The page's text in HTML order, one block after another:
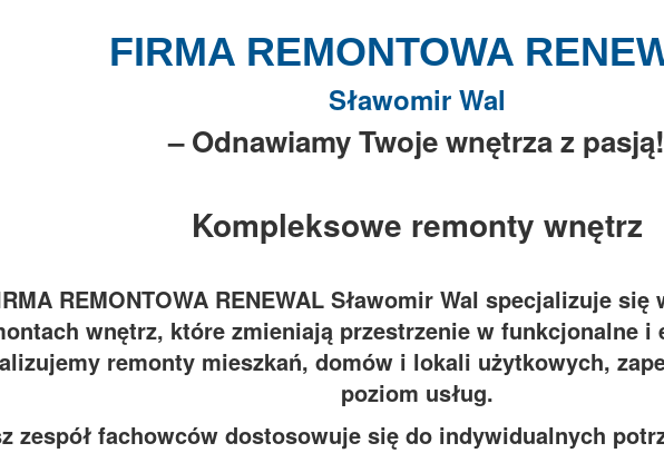
FIRMA REMONTOWA
Sławomir Wal
– Odnawiamy Twoje wnętrza z pasją!
Kompleksowe remonty wnętrz
REMONTOWA RENEWAL Sławomir Wal specjalizuje
wnętrz, które zmieniają przestrzenie w funkcjonalne i
remonty mieszkań, domów i lokali użytkowych,
poziom usług.
zespół fachowców dostosowuje się do indywidualnych